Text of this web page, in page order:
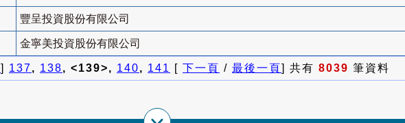
豐呈投資股份有限公司
金寧美投資股份有限公司
] 137, 138, <139>, 140, 141 [ 下一頁 / 最後一頁] 共有 8039 筆資料